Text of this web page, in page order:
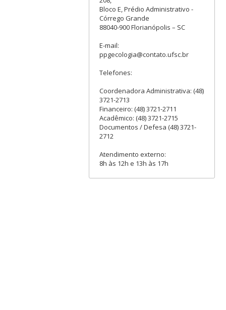
Bloco E, Prédio Administrativo -
Córrego Grande
88040-900 Florianópolis – SC
E-mail:
ppgecologia@contato.ufsc.br
Telefones:
Coordenadora Administrativa: (48)
3721-2713
Financeiro: (48) 3721-2711
Acadêmico: (48) 3721-2715
Documentos / Defesa (48) 3721-
2712
Atendimento externo:
8h às 12h e 13h às 17h